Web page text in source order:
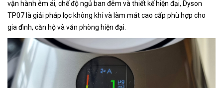
vận hành êm ái, chế độ ngủ ban đêm và thiết kế hiện đại, Dyson
TP07 là giải pháp lọc không khí và làm mát cao cấp phù hợp cho
gia đình, căn hộ và văn phòng hiện đại.